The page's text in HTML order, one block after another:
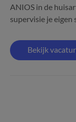
ANIOS in de
supervisie je eigen
Bekijk